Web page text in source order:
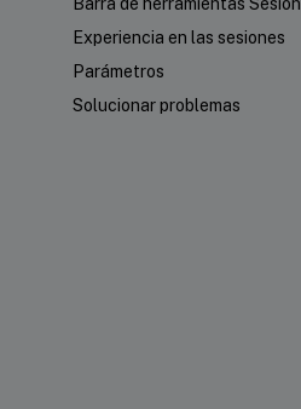
Experiencia en las sesiones
Parámetros
Solucionar problemas